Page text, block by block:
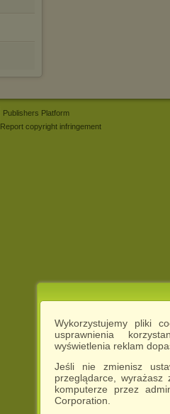
Wykorzystujemy pliki
usprawnienia
wyświetlenia reklam
Jeśli nie zmienisz
przeglądarce,
komputerze przez
Corporation.
Publishers Platform
Report copyright infringement